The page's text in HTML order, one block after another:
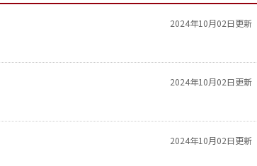
2024年10月02日更新
2024年10月02日更新
2024年10月02日更新